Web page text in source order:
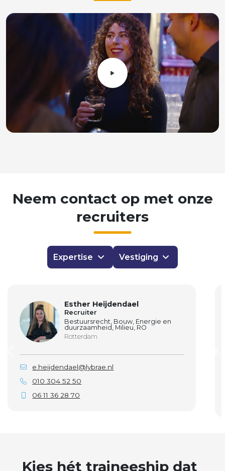
Neem contact op met onze
recruiters
Expertise Vestiging
Esther Heijdendael
Recruiter
Bestuursrecht, Bouw, Energie en
duurzaamheid, Milieu, RO
Rotterdam
e.heijdendael@lybrae.nl
010 304 52 50
06 11 36 28 70
Kies hét traineeship dat